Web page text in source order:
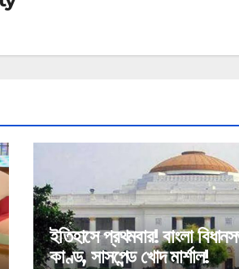
ইতিহাসে প্রথমবার! বাংলা
কাণ্ড, সাসপেন্ড খোদ মার্শাল!